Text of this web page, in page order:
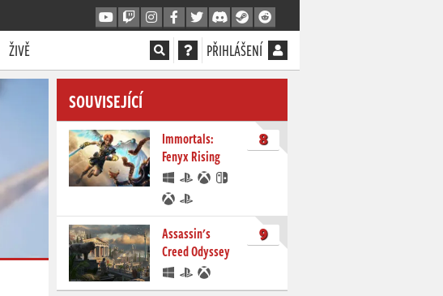
ŽIVĚ PŘIHLÁŠENÍ
SOUVISEJÍCÍ
Immortals:
Fenyx Rising
8
Assassin's
Creed Odyssey
9